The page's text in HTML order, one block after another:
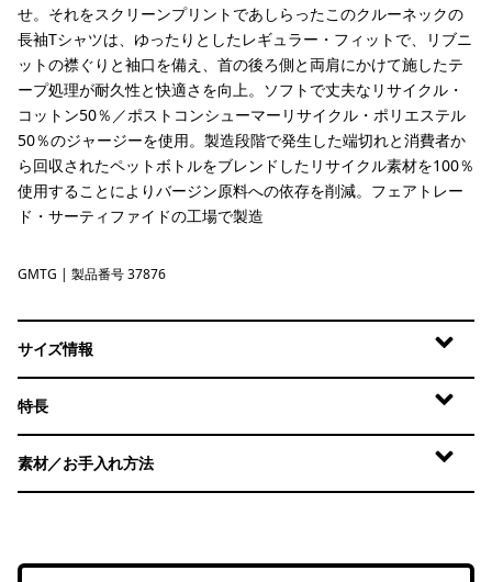
せ。それをスクリーンプリントであしらったこのクルーネックの
長袖Tシャツは、ゆったりとしたレギュラー・フィットで、リブニ
ットの襟ぐりと袖口を備え、首の後ろ側と両肩にかけて施したテ
ープ処理が耐久性と快適さを向上。ソフトで丈夫なリサイクル・
コットン50％／ポストコンシューマーリサイクル・ポリエステル
50％のジャージーを使用。製造段階で発生した端切れと消費者か
ら回収されたペットボトルをブレンドしたリサイクル素材を100％
使用することによりバージン原料への依存を削減。フェアトレー
ド・サーティファイドの工場で製造
Gumtree Green
GMTG | 製品番号 37876
サイズ情報
特長
素材／お手入れ方法